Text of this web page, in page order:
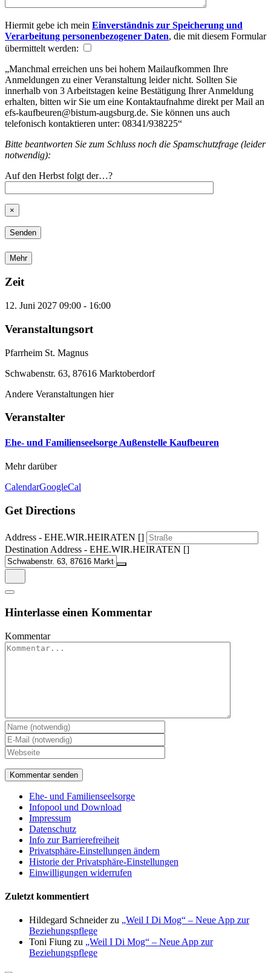
Hiermit gebe ich mein Einverständnis zur Speicherung und
Verarbeitung personenbezogener Daten, die mit diesem Formular
übermittelt werden:
„Manchmal erreichen uns bei hohem Mailaufkommen Ihre
Anmeldungen zu einer Veranstaltung leider nicht. Sollten Sie
innerhalb von 3 Arbeitstagen keine Bestätigung Ihrer Anmeldung
erhalten, bitten wir Sie um eine Kontaktaufnahme direkt per Mail an
efs-kaufbeuren@bistum-augsburg.de. Sie können uns auch
telefonisch kontaktieren unter: 08341/938225“
Bitte beantworten Sie zum Schluss noch die Spamschutzfrage (leider
notwendig):
Auf den Herbst folgt der…?
×
Mehr
Zeit
12. Juni 2027 09:00 - 16:00
Veranstaltungsort
Pfarrheim St. Magnus
Schwabenstr. 63, 87616 Marktoberdorf
Andere Veranstaltungen hier
Veranstalter
Ehe- und Familienseelsorge Außenstelle Kaufbeuren
Mehr darüber
CalendarGoogleCal
Get Directions
Address - EHE.WIR.HEIRATEN []
Destination Address - EHE.WIR.HEIRATEN []
Hinterlasse einen Kommentar
Kommentar
Ehe- und Familienseelsorge
Infopool und Download
Impressum
Datenschutz
Info zur Barrierefreiheit
Privatsphäre-Einstellungen ändern
Historie der Privatsphäre-Einstellungen
Einwilligungen widerrufen
Zuletzt kommentiert
Hildegard Schneiderzu „Weil I Di Mog“ – Neue App zur
Beziehungspflege
Toni Fiung zu „Weil I Di Mog“ – Neue App zur
Beziehungspflege